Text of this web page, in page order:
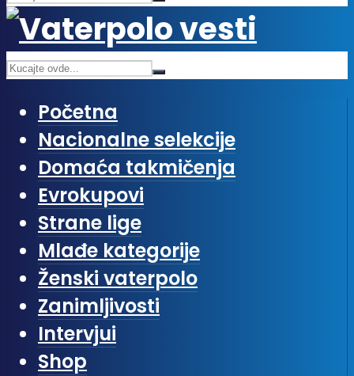
Početna
Nacionalne selekcije
Domaća takmičenja
Evrokupovi
Strane lige
Mlađe kategorije
Ženski vaterpolo
Zanimljivosti
Intervjui
Shop